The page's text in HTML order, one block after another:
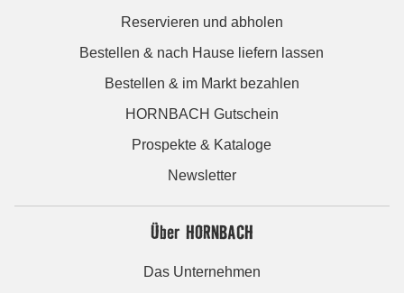
Reservieren und abholen
Bestellen & nach Hause liefern lassen
Bestellen & im Markt bezahlen
HORNBACH Gutschein
Prospekte & Kataloge
Newsletter
Über HORNBACH
Das Unternehmen